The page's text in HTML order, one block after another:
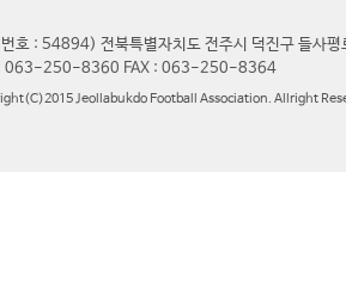
호 : 54894) 전북특별자치도 전주시 덕진구 들사
: 063-250-8360 FAX : 063-250-8364
Jeollabukdo Football Association. Allright